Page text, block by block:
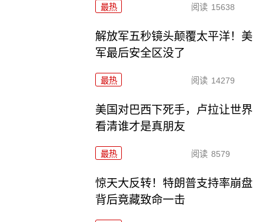
最热 阅读 15638
解放军五秒镜头颠覆太平洋！美
军最后安全区没了
最热 阅读 14279
美国对巴西下死手，卢拉让世界
看清谁才是真朋友
最热 阅读 8579
惊天大反转！特朗普支持率崩盘
背后竟藏致命一击